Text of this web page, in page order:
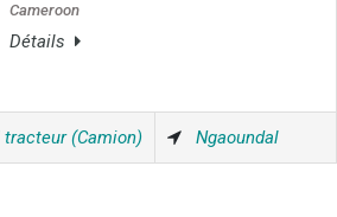
Cameroon
Détails
(Camion) Ngaoundal